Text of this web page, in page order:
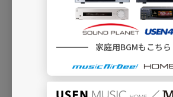
家庭用BGMもこちら